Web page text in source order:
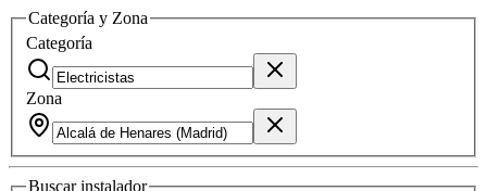
Categoría y Zona
Categoría
Zona
Buscarinstalador